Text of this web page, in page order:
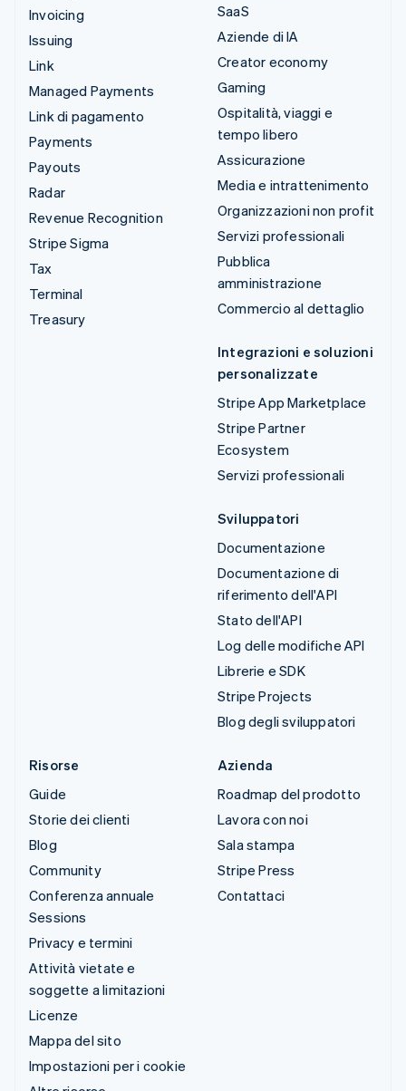
Invoicing
Issuing
Link
Managed Payments
Link di pagamento
Payments
Payouts
Radar
Revenue Recognition
Stripe Sigma
Tax
Terminal
Treasury
SaaS
Aziende di IA
Creator economy
Gaming
Ospitalità, viaggi e
tempo libero
Assicurazione
Media e intrattenimento
Organizzazioni non profit
Servizi professionali
Pubblica
amministrazione
Commercio al dettaglio
Integrazioni e soluzioni
personalizzate
Stripe App Marketplace
Stripe Partner
Ecosystem
Servizi professionali
Sviluppatori
Documentazione
Documentazione di
riferimento dell'API
Stato dell'API
Log delle modifiche API
Librerie e SDK
Stripe Projects
Blog degli sviluppatori
Risorse
Guide
Storie dei clienti
Blog
Community
Conferenza annuale
Sessions
Privacy e termini
Attività vietate e
soggette a limitazioni
Licenze
Mappa del sito
Impostazioni per i cookie
Azienda
Roadmap del prodotto
Lavora con noi
Sala stampa
Stripe Press
Contattaci